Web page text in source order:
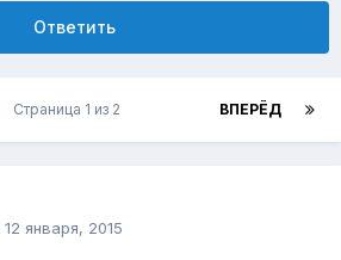
Ответить
ВПЕРЁД
Страница 1 из 2
12 января, 2015